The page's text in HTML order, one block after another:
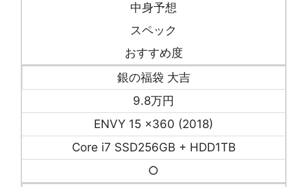
中身予想
スペック
おすすめ度
銀の福袋 大吉
9.8万円
ENVY 15 x360 (2018)
Core i7 SSD256GB + HDD1TB
○